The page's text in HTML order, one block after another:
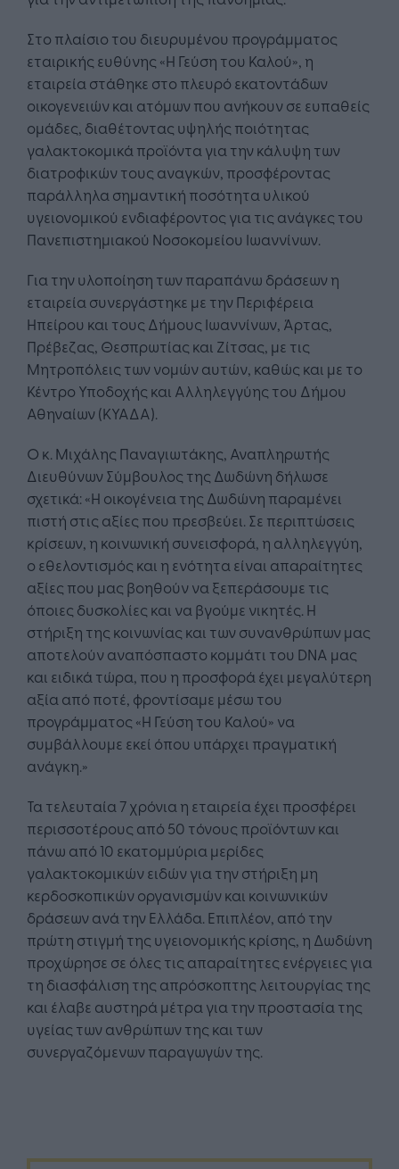
Στο πλαίσιο του διευρυμένου προγράμματος
εταιρικής ευθύνης «Η Γεύση του Καλού», η
εταιρεία στάθηκε στο πλευρό εκατοντάδων
οικογενειών και ατόμων που ανήκουν σε ευπαθείς
ομάδες, διαθέτοντας υψηλής ποιότητας
γαλακτοκομικά προϊόντα για την κάλυψη των
διατροφικών τους αναγκών, προσφέροντας
παράλληλα σημαντική ποσότητα υλικού
υγειονομικού ενδιαφέροντος για τις ανάγκες του
Πανεπιστημιακού Νοσοκομείου Ιωαννίνων.
Για την υλοποίηση των παραπάνω δράσεων η
εταιρεία συνεργάστηκε με την Περιφέρεια
Ηπείρου και τους Δήμους Ιωαννίνων, Άρτας,
Πρέβεζας, Θεσπρωτίας και Ζίτσας, με τις
Μητροπόλεις των νομών αυτών, καθώς και με το
Κέντρο Υποδοχής και Αλληλεγγύης του Δήμου
Αθηναίων (ΚΥΑΔΑ).
Ο κ. Μιχάλης Παναγιωτάκης, Αναπληρωτής
Διευθύνων Σύμβουλος της Δωδώνη δήλωσε
σχετικά: «Η οικογένεια της Δωδώνη παραμένει
πιστή στις αξίες που πρεσβεύει. Σε περιπτώσεις
κρίσεων, η κοινωνική συνεισφορά, η αλληλεγγύη,
ο εθελοντισμός και η ενότητα είναι απαραίτητες
αξίες που μας βοηθούν να ξεπεράσουμε τις
όποιες δυσκολίες και να βγούμε νικητές. Η
στήριξη της κοινωνίας και των συνανθρώπων μας
αποτελούν αναπόσπαστο κομμάτι του DNA μας
και ειδικά τώρα, που η προσφορά έχει μεγαλύτερη
αξία από ποτέ, φροντίσαμε μέσω του
προγράμματος «Η Γεύση του Καλού» να
συμβάλλουμε εκεί όπου υπάρχει πραγματική
ανάγκη.»
Τα τελευταία 7 χρόνια η εταιρεία έχει προσφέρει
περισσοτέρους από 50 τόνους προϊόντων και
πάνω από 10 εκατομμύρια μερίδες
γαλακτοκομικών ειδών για την στήριξη μη
κερδοσκοπικών οργανισμών και κοινωνικών
δράσεων ανά την Ελλάδα. Επιπλέον, από την
πρώτη στιγμή της υγειονομικής κρίσης, η Δωδώνη
προχώρησε σε όλες τις απαραίτητες ενέργειες για
τη διασφάλιση της απρόσκοπτης λειτουργίας της
και έλαβε αυστηρά μέτρα για την προστασία της
υγείας των ανθρώπων της και των
συνεργαζόμενων παραγωγών της.